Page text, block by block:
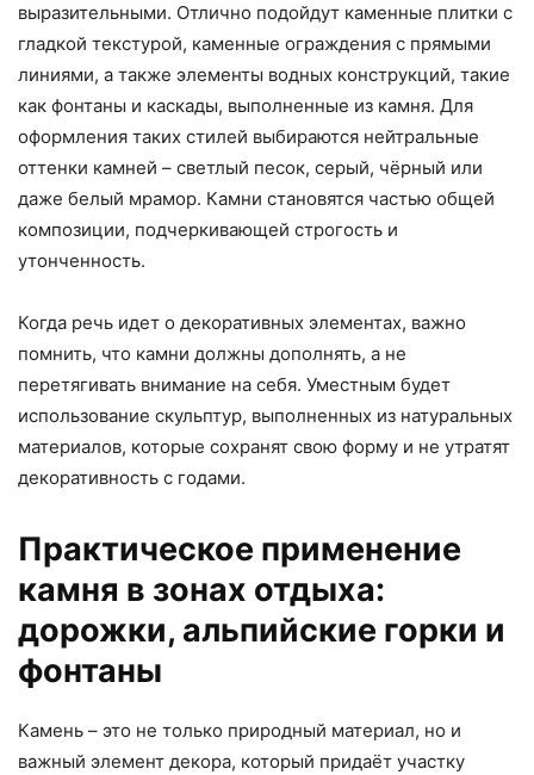
выразительными. Отлично подойдут каменные плитки с
гладкой текстурой, каменные ограждения с прямыми
линиями, а также элементы водных конструкций, такие
как фонтаны и каскады, выполненные из камня. Для
оформления таких стилей выбираются нейтральные
оттенки камней – светлый песок, серый, чёрный или
даже белый мрамор. Камни становятся частью общей
композиции, подчеркивающей строгость и
утонченность.
Когда речь идет о декоративных элементах, важно
помнить, что камни должны дополнять, а не
перетягивать внимание на себя. Уместным будет
использование скульптур, выполненных из натуральных
материалов, которые сохранят свою форму и не утратят
декоративность с годами.
Практическое применение
камня в зонах отдыха:
дорожки, альпийские горки и
фонтаны
Камень – это не только природный материал, но и
важный элемент декора, который придаёт участку